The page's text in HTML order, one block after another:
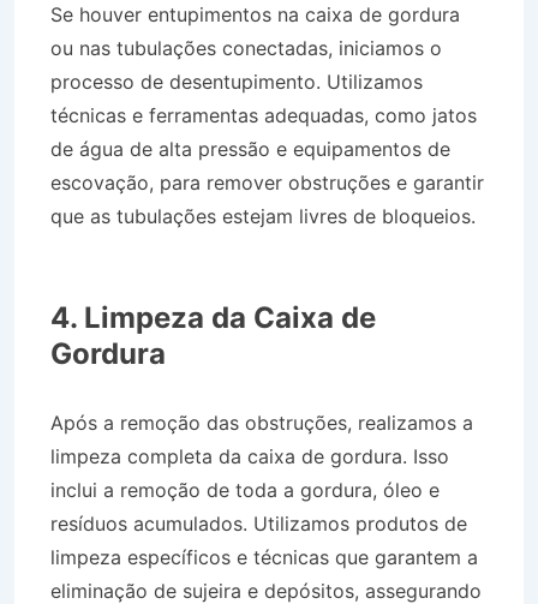
Se houver entupimentos na caixa de gordura
ou nas tubulações conectadas, iniciamos o
processo de desentupimento. Utilizamos
técnicas e ferramentas adequadas, como jatos
de água de alta pressão e equipamentos de
escovação, para remover obstruções e garantir
que as tubulações estejam livres de bloqueios.
4. Limpeza da Caixa de
Gordura
Após a remoção das obstruções, realizamos a
limpeza completa da caixa de gordura. Isso
inclui a remoção de toda a gordura, óleo e
resíduos acumulados. Utilizamos produtos de
limpeza específicos e técnicas que garantem a
eliminação de sujeira e depósitos, assegurando